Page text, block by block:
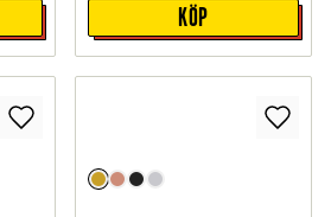
KÖP